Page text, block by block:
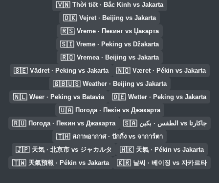
🇻🇳 Thời tiết · Bắc Kinh vs Jakarta
🇩🇰 Vejret · Beijing vs Jakarta
🇷🇸 Vreme · Пекинг vs Џакарта
🇸🇮 Vreme · Peking vs Džakarta
🇷🇴 Vremea · Beijing vs Jakarta
🇸🇪 Vädret · Peking vs Jakarta 🇳🇴 Været · Pékin vs Jakarta
🇬🇧🇺🇸 Weather · Beijing vs Jakarta
🇳🇱 Weer · Peking vs Batavia 🇩🇪 Wetter · Peking vs Jakarta
🇺🇦 Погода · Пекін vs Джакарта
🇷🇺 Погода · Пекин vs Джакарта 🇸🇦 الطقس · بكين vs جاكارتا
🇹🇭 สภาพอากาศ · ปักกิ่ง vs จาการ์ตา
🇯🇵 天気 · 北京市 vs ジャカルタ 🇭🇰 天氣 · Pékin vs Jakarta
🇹🇼 天氣預報 · Pékin vs Jakarta 🇰🇷 날씨 · 베이징 vs 자카르타